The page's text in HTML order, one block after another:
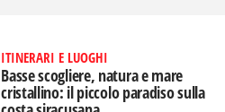
ITINERARI E LUOGHI
Basse scogliere, natura e mare
cristallino: il piccolo paradiso sulla